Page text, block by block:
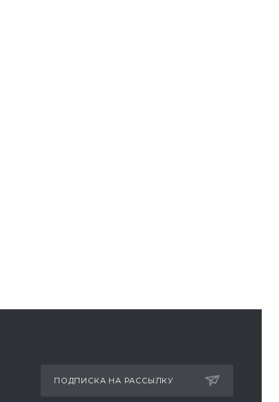
ПОДПИСКА НА РАССЫЛКУ